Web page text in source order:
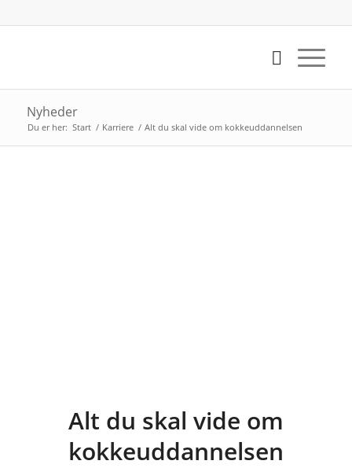
Nyheder
Du er her: Start / Karriere / Alt du skal vide om kokkeuddannelsen
Alt du skal vide om
kokkeuddannelsen